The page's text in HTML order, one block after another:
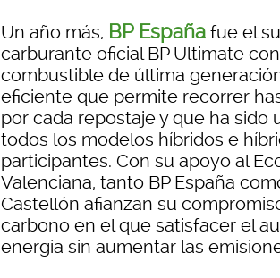
Un año más, BP España fue el
carburante oficial BP Ultimate
combustible de última
eficiente que permite recorrer
por cada repostaje y que ha sido
todos los modelos híbridos e
participantes. Con su apoyo al
Valenciana, tanto BP España
Castellón afianzan su
carbono en el que satisfacer el
energía sin aumentar las